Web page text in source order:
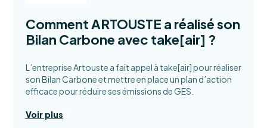
Comment ARTOUSTE a réalisé son
Bilan Carbone avec take[air] ?
L’entreprise Artouste a fait appel à take[air] pour réaliser
son Bilan Carbone et mettre en place un plan d’action
efficace pour réduire ses émissions de GES.
Voir plus